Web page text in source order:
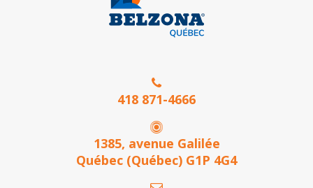
418 871-4666
1385, avenue Galilée
Québec (Québec) G1P 4G4